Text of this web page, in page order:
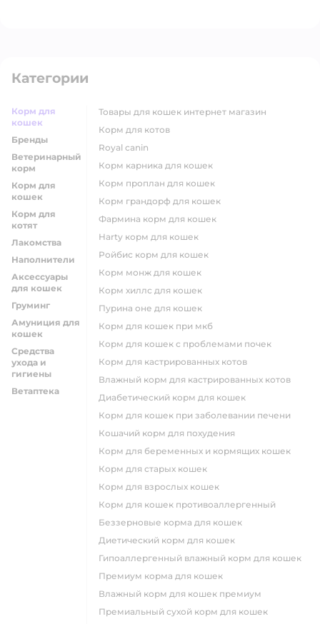
Категории
Корм для
кошек
Бренды
Ветеринарный
корм
Корм для
кошек
Корм для
котят
Лакомства
Наполнители
Аксессуары
для кошек
Груминг
Амуниция для
кошек
Средства
ухода и
гигиены
Ветаптека
товары для кошек интернет магазин
корм для котов
royal canin
корм карника для кошек
корм проплан для кошек
корм грандорф для кошек
фармина корм для кошек
harty корм для кошек
ройбис корм для кошек
корм монж для кошек
корм хиллс для кошек
пурина оне для кошек
корм для кошек при мкб
корм для кошек с проблемами почек
Корм для кастрированных котов
влажный корм для кастрированных котов
диабетический корм для кошек
корм для кошек при заболевании печени
кошачий корм для похудения
корм для беременных и кормящих кошек
корм для старых кошек
корм для взрослых кошек
корм для кошек противоаллергенный
беззерновые корма для кошек
диетический корм для кошек
гипоаллергенный влажный корм для кошек
премиум корма для кошек
влажный корм для кошек премиум
премиальный сухой корм для кошек